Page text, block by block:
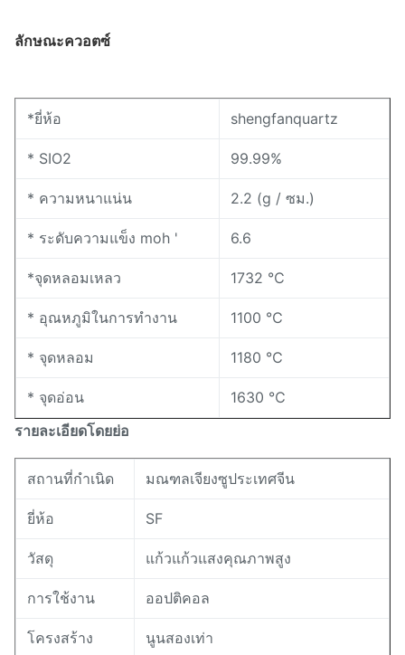
ลักษณะควอตซ์
*ยี่ห้อ shengfanquartz
* SIO2 99.99%
* ความหนาแน่น 2.2 (g / ซม.)
* ระดับความแข็ง moh ' 6.6
*จุดหลอมเหลว 1732 ℃
* อุณหภูมิในการทำงาน 1100 ℃
* จุดหลอม 1180 ℃
* จุดอ่อน
1630 ℃
รายละเอียดโดยย่อ
สถานที่กำเนิด มณฑลเจียงซูประเทศจีน
ยี่ห้อ SF
วัสดุ แก้วแก้วแสงคุณภาพสูง
การใช้งาน ออปติคอล
โครงสร้าง นูนสองเท่า